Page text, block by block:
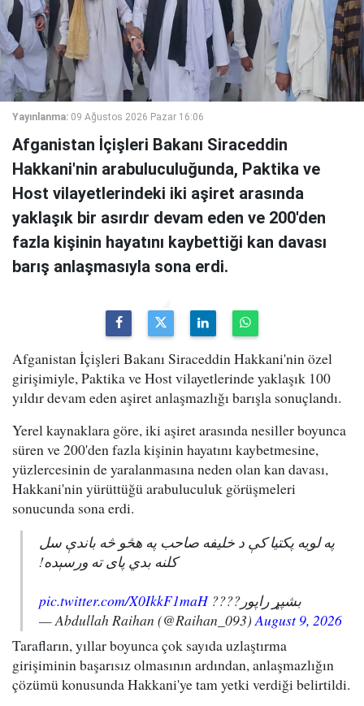
Yayınlanma: 09 Ağustos 2026 Pazar 16:06
Afganistan İçişleri Bakanı Siraceddin
Hakkani'nin arabuluculuğunda, Paktika ve
Host vilayetlerindeki iki aşiret arasında
yaklaşık bir asırdır devam eden ve 200'den
fazla kişinin hayatını kaybettiği kan davası
barış anlaşmasıyla sona erdi.
Afganistan İçişleri Bakanı Siraceddin Hakkani'nin özel
girişimiyle, Paktika ve Host vilayetlerinde yaklaşık 100
yıldır devam eden aşiret anlaşmazlığı barışla sonuçlandı.
Yerel kaynaklara göre, iki aşiret arasında nesiller boyunca
süren ve 200'den fazla kişinin hayatını kaybetmesine,
yüzlercesinin de yaralanmasına neden olan kan davası,
Hakkani'nin yürüttüğü arabuluculuk görüşmeleri
sonucunda sona erdi.
په لویه پکتیا کې د خلیفه صاحب په هڅو څه باندې سل
کلنه بدي پای ته ورسېده!
بشپړ راپور????pic.twitter.com/X0IkkF1maH
— Abdullah Raihan (@Raihan_093)August 9, 2026
Tarafların, yıllar boyunca çok sayıda uzlaştırma
girişiminin başarısız olmasının ardından, anlaşmazlığın
çözümü konusunda Hakkani'ye tam yetki verdiği belirtildi.